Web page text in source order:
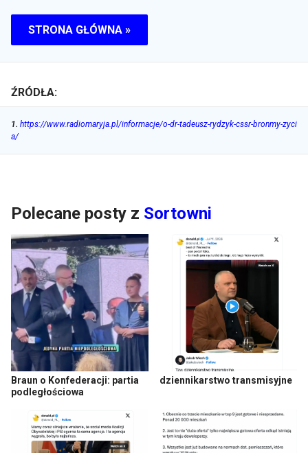
STRONA GŁÓWNA »
ŹRÓDŁA:
1. https://www.radiomaryja.pl/informacje/o-dr-tadeusz-rydzyk-cssr-bronmy-zyci
a/
Polecane posty z Sortowni
Braun o Konfederacji: partia
podległościowa
dziennikarstwo transmisyjne